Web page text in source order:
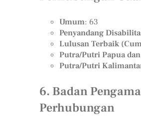
Umum: 63
Penyandang
Lulusan Terbaik
Putra/Putri Papua
Putra/Putri
6. Badan
Perhubungan